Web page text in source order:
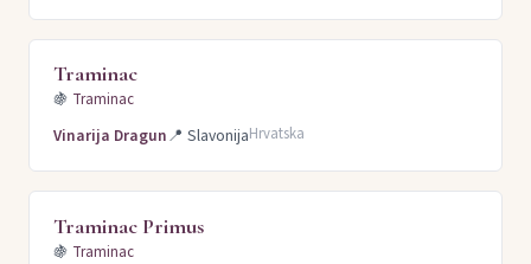
Traminac
🍇 Traminac
Vinarija Dragun📍 SlavonijaHrvatska
Traminac Primus
🍇 Traminac